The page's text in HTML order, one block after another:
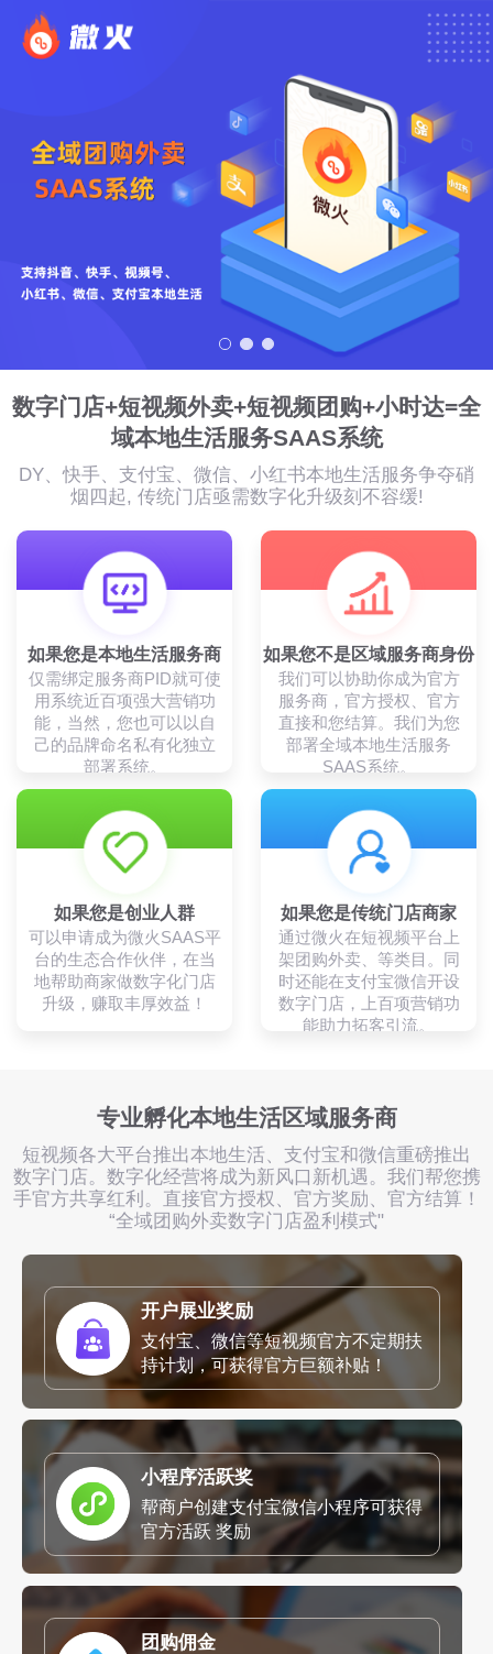
数字门店+短视频外卖+短视频团购+小时达=全
域本地生活服务SAAS系统
DY、快手、支付宝、微信、小红书本地生活服务争夺硝
烟四起, 传统门店亟需数字化升级刻不容缓!
如果您是本地生活服务商
仅需绑定服务商PID就可使
用系统近百项强大营销功
能，当然，您也可以以自
己的品牌命名私有化独立
部署系统。
如果您不是区域服务商身份
我们可以协助你成为官方
服务商，官方授权、官方
直接和您结算。我们为您
部署全域本地生活服务
SAAS系统。
如果您是创业人群
可以申请成为微火SAAS平
台的生态合作伙伴，在当
地帮助商家做数字化门店
升级，赚取丰厚效益！
如果您是传统门店商家
通过微火在短视频平台上
架团购外卖、等类目。同
时还能在支付宝微信开设
数字门店，上百项营销功
能助力拓客引流。
专业孵化本地生活区域服务商
短视频各大平台推出本地生活、支付宝和微信重磅推出
数字门店。数字化经营将成为新风口新机遇。我们帮您携
手官方共享红利。直接官方授权、官方奖励、官方结算！
“全域团购外卖数字门店盈利模式"
开户展业奖励
支付宝、微信等短视频官方不定期扶
持计划，可获得官方巨额补贴！
小程序活跃奖
帮商户创建支付宝微信小程序可获得
官方活跃 奖励
团购佣金